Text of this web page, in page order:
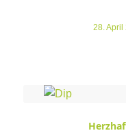
28. April
/